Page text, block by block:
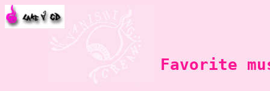
Favorite